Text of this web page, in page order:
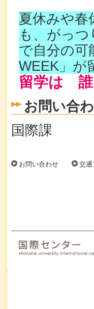
夏休みや春
も、 がっつ
で自分の可
WEEK」が
留学は 誰
お問い合
国際課
お問い合わせ 交通